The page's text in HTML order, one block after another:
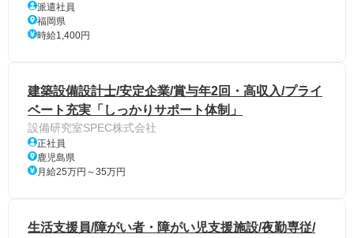
派遣社員
福岡県
時給1,400円
建築設備設計士/安定企業/賞与年2回・高収入/プライ
ベート充実「しっかりサポート体制」
設備研究室SPEC株式会社
正社員
鹿児島県
月給25万円～35万円
生活支援員/障がい者・障がい児支援施設/夜勤専従/